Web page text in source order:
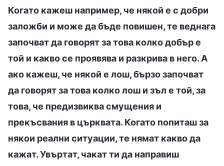
Когато кажеш например, че някой е с добри
заложби и може да бъде повишен, те веднага
започват да говорят за това колко добър е
той и какво се проявява и разкрива в него. А
ако кажеш, че някой е лош, бързо започват
да говорят за това колко лош и зъл е той, за
това, че предизвиква смущения и
прекъсвания в църквата. Когато попиташ за
някои реални ситуации, те нямат какво да
кажат. Увъртат, чакат ти да направиш